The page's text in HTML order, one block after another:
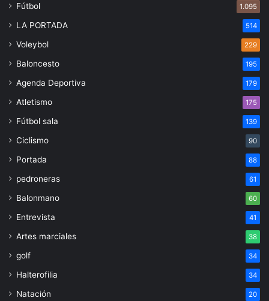
Fútbol 1.095
LA PORTADA 514
Voleybol 229
Baloncesto 195
Agenda Deportiva 179
Atletismo 175
Fútbol sala 139
Ciclismo 90
Portada 88
pedroneras 61
Balonmano 60
Entrevista 41
Artes marciales 38
golf 34
Halterofilia 34
Natación 20